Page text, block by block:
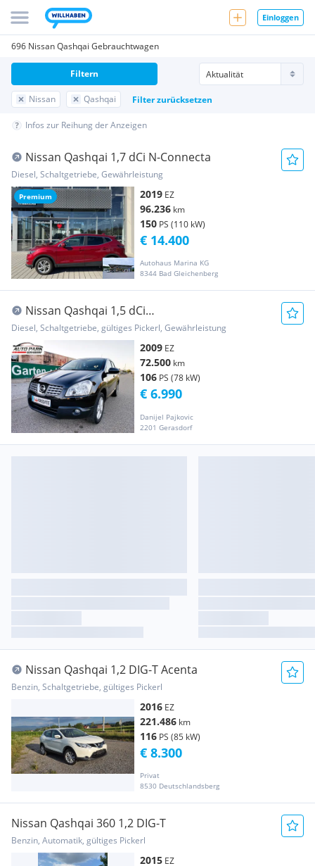
Einloggen
696 Nissan Qashqai Gebrauchtwagen
Nissan Qashqai Filter zurücksetzen
Filtern
Infos zur Reihung der Anzeigen
Premium
Nissan Qashqai 1,7 dCi N-Connecta
Diesel, Schaltgetriebe, Gewährleistung
2019 EZ
96.236 km
150 PS (110 kW)
Autohaus Marina KG
8344 Bad Gleichenberg
€ 14.400
Nissan Qashqai 1,5 dCi
Tekna**72500km**Neues Pickerl**...
Diesel, Schaltgetriebe, gültiges Pickerl, Gewährleistung
2009 EZ
72.500 km
106 PS (78 kW)
Danijel Pajkovic
2201 Gerasdorf
€ 6.990
Nissan Qashqai 1,2 DIG-T Acenta
Benzin, Schaltgetriebe, gültiges Pickerl
2016 EZ
221.486 km
116 PS (85 kW)
Privat
8530 Deutschlandsberg
€ 8.300
Nissan Qashqai 360 1,2 DIG-T
Benzin, Automatik, gültiges Pickerl
2015 EZ